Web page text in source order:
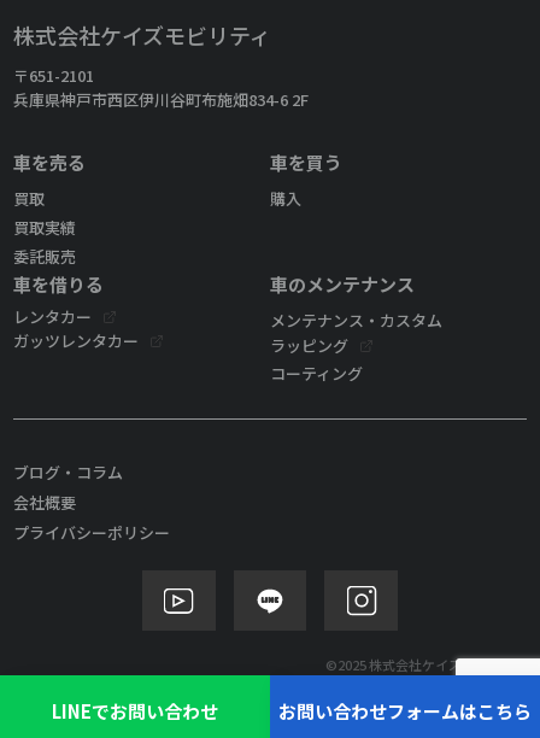
LINEでお問い合わせ お問い合わせフォームはこちら
株式会社ケイズモビリティ
〒651-2101
兵庫県神戸市西区伊川谷町布施畑834-6 2F
車を売る
買取
買取実績
委託販売
車を買う
購入
車を借りる
レンタカー
ガッツレンタカー
車のメンテナンス
メンテナンス・カスタム
ラッピング
コーティング
ブログ・コラム
会社概要
プライバシーポリシー
©2025 株式会社ケイズモビリティ